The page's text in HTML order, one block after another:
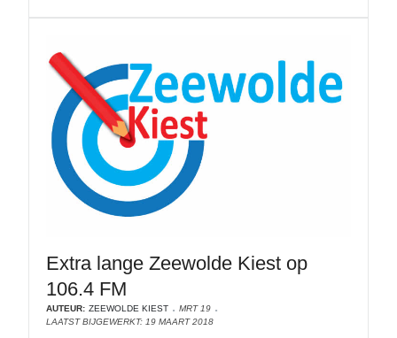
Extra lange Zeewolde Kiest op
106.4 FM
AUTEUR: ZEEWOLDE KIEST
MRT 19
LAATST BIJGEWERKT: 19 MAART 2018